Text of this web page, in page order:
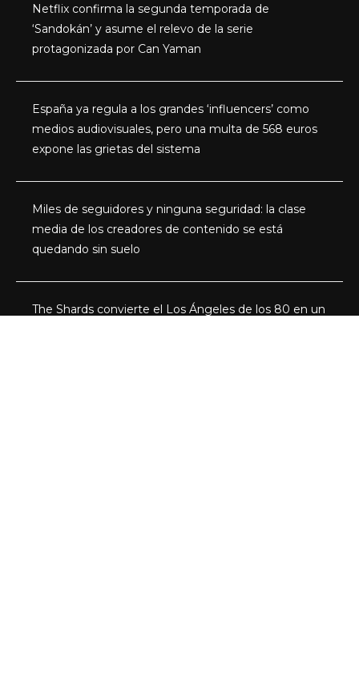
Netflix confirma la segunda temporada de
‘Sandokán’ y asume el relevo de la serie
protagonizada por Can Yaman
España ya regula a los grandes ‘influencers’ como
medios audiovisuales, pero una multa de 568 euros
expone las grietas del sistema
Miles de seguidores y ninguna seguridad: la clase
media de los creadores de contenido se está
quedando sin suelo
The Shards convierte el Los Ángeles de los 80 en un